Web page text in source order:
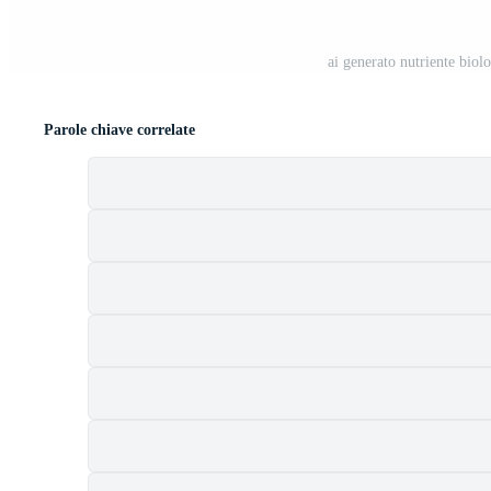
ai generato nutriente
Parole chiave correlate